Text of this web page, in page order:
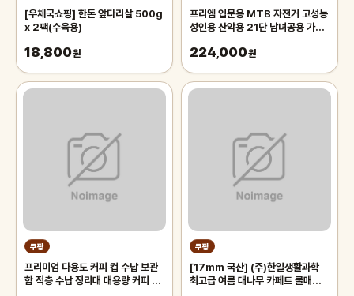
[우체국쇼핑] 한돈 앞다리살 500g
x 2팩(수육용)
18,800원
프리엠 입문용 MTB 자전거 고성능
성인용 산악용 21단 남녀공용 가성
175cm, 그레이 오렌지/21단/26
224,000원
쿠팡
프리미엄 다용도 커피 컵 수납 보관
함 적층 수납 정리대 대용량 커피 트
쿠팡
[17mm 국산] (주)한일생활과학
최고급 여름 대나무 카페트 쿨매트